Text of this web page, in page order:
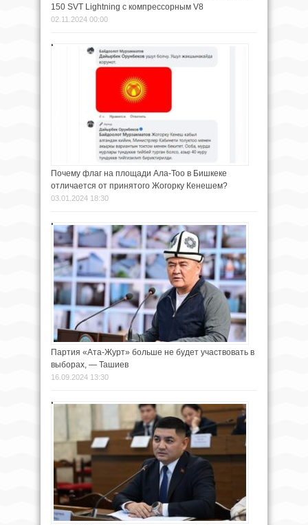
150 SVT Lightning с компрессорным V8
02.11.2024 00:00
Почему флаг на площади Ала-Тоо в Бишкеке
отличается от принятого Жогорку Кенешем?
03.01.2024 18:30
Партия «Ата-Журт» больше не будет участвовать в
выборах, — Ташиев
16.09.2024 13:30